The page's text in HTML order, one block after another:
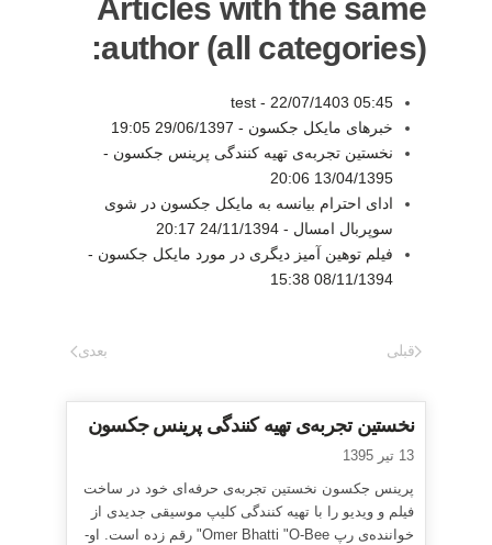
Articles with the same
author (all categories):
test - 22/07/1403 05:45
خبرهای مایکل جکسون - 29/06/1397 19:05
نخستین تجربه‌ی تهیه کنندگی پرینس جکسون -
13/04/1395 20:06
ادای احترام بیانسه به مایکل جکسون در شوی
سوپربال امسال - 24/11/1394 20:17
فیلم توهین آمیز دیگری در مورد مایکل جکسون -
08/11/1394 15:38
قبلی بعدی
نخستین تجربه‌ی تهیه کنندگی پرینس جکسون
13 تیر 1395
پرینس جکسون نخستین تجربه‌ی حرفه‌ای خود در ساخت
فیلم و ویدیو را با تهیه کنندگی کلیپ موسیقی جدیدی از
خواننده‌ی رپ Omer Bhatti "O-Bee" رقم زده است. او-